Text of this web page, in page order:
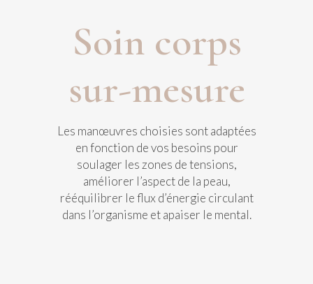
Soin corps
sur-mesure
Les manœuvres choisies sont adaptées
en fonction de vos besoins pour
soulager les zones de tensions,
améliorer l’aspect de la peau,
rééquilibrer le flux d’énergie circulant
dans l’organisme et apaiser le mental.